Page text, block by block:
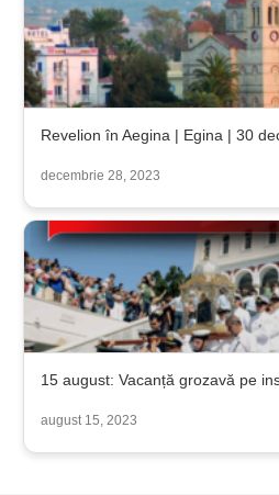
Revelion în Aegina | Egina | 30
decembrie 28, 2023
15 august: Vacanță grozavă pe
august 15, 2023